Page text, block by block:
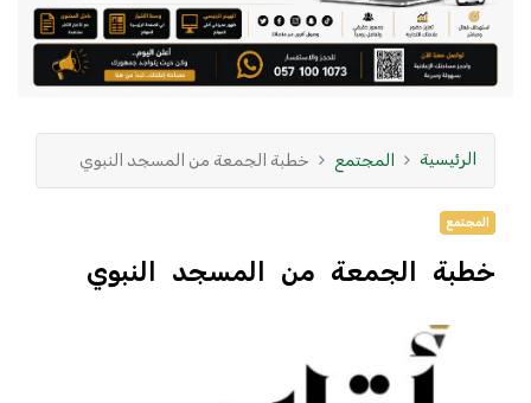
الرئيسية المجتمع خطبة الجمعة من المسجد النبوي
المجتمع
خطبة الجمعة من المسجد النبوي